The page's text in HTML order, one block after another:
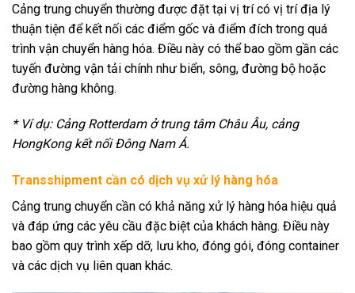
Cảng trung chuyển thường được đặt tại vị trí có vị trí địa lý
thuận tiện để kết nối các điểm gốc và điểm đích trong quá
trình vận chuyển hàng hóa. Điều này có thể bao gồm gần các
tuyến đường vận tải chính như biển, sông, đường bộ hoặc
đường hàng không.
* Ví dụ: Cảng Rotterdam ở trung tâm Châu Âu, cảng
HongKong kết nối Đông Nam Á.
Transshipment cần có dịch vụ xử lý hàng hóa
Cảng trung chuyển cần có khả năng xử lý hàng hóa hiệu quả
và đáp ứng các yêu cầu đặc biệt của khách hàng. Điều này
bao gồm quy trình xếp dỡ, lưu kho, đóng gói, đóng container
và các dịch vụ liên quan khác.